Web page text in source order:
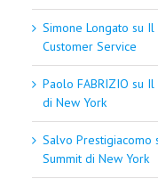
Simone Longato su Il
Customer Service
Paolo FABRIZIO su Il
di New York
Salvo Prestigiacomo
Summit di New York